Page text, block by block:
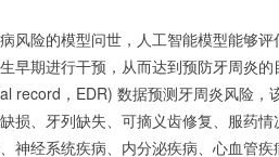
风险的模型问世，人工智能模型能够
早期进行干预，从而达到预防牙周炎
record，EDR) 数据预测牙周炎风险，
损、牙列缺失、可摘义齿修复、服药
神经系统疾病、内分泌疾病、心血管